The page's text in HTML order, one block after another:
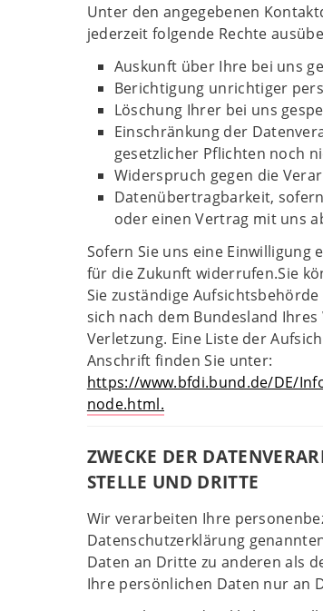
Unter den angegebenen
jederzeit folgende Rechte
Auskunft über Ihre bei uns
Berichtigung unrichtiger
Löschung Ihrer bei uns
Einschränkung der
gesetzlicher Pflichten noch
Widerspruch gegen die
Datenübertragbarkeit,
oder einen Vertrag mit uns
Sofern Sie uns eine
für die Zukunft widerrufen.Sie
Sie zuständige
sich nach dem Bundesland
Verletzung. Eine Liste der
Anschrift finden Sie unter:
https://www.bfdi.bund.de/DE/
node.html.
ZWECKE DER
STELLE UND DRITTE
Wir verarbeiten Ihre
Datenschutzerklärung
Daten an Dritte zu anderen als
Ihre persönlichen Daten nur an